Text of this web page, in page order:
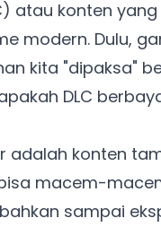
atau konten
modern. Dulu,
kita "dipaksa"
DLC
adalah konten
macem-
sampai